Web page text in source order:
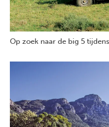
Op zoek naar de big 5